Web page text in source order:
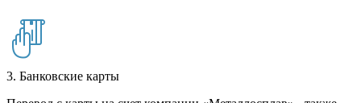
3. Банковские карты